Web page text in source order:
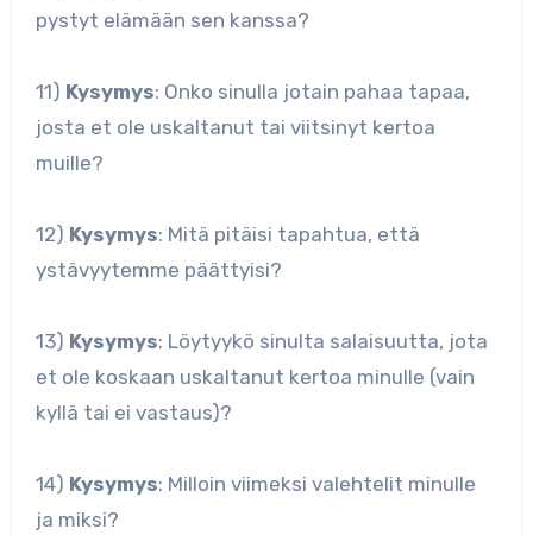
pystyt elämään sen kanssa?
11) Kysymys: Onko sinulla jotain pahaa tapaa,
josta et ole uskaltanut tai viitsinyt kertoa
muille?
12) Kysymys: Mitä pitäisi tapahtua, että
ystävyytemme päättyisi?
13) Kysymys: Löytyykö sinulta salaisuutta, jota
et ole koskaan uskaltanut kertoa minulle (vain
kyllä tai ei vastaus)?
14) Kysymys: Milloin viimeksi valehtelit minulle
ja miksi?